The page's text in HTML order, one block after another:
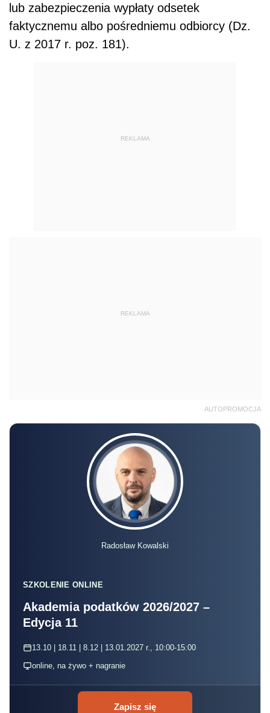
lub zabezpieczenia wypłaty odsetek
faktycznemu albo pośredniemu odbiorcy (Dz.
U. z 2017 r. poz. 181).
REKLAMA
REKLAMA
AUTOPROMOCJA
Radosław Kowalski
SZKOLENIE ONLINE
Akademia podatków 2026/2027 –
Edycja 11
13.10 | 18.11 | 8.12 | 13.01.2027 r., 10:00-15:00
online, na żywo + nagranie
Zapisz się